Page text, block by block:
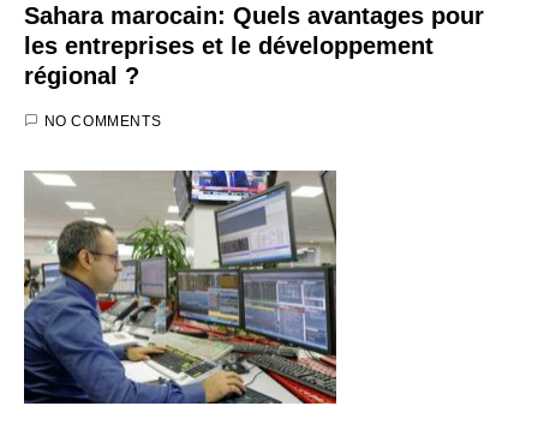
Sahara marocain: Quels avantages pour
les entreprises et le développement
régional ?
NO COMMENTS